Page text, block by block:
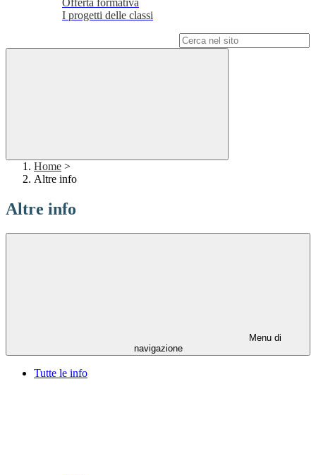
Offerta formativa
I progetti delle classi
Home >
Altre info
Altre info
Menu di
navigazione
Tutte le info